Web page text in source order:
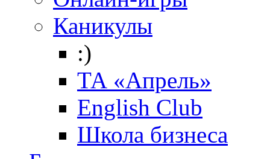
Каникулы
:)
ТА «Апрель»
English Club
Школа бизнеса